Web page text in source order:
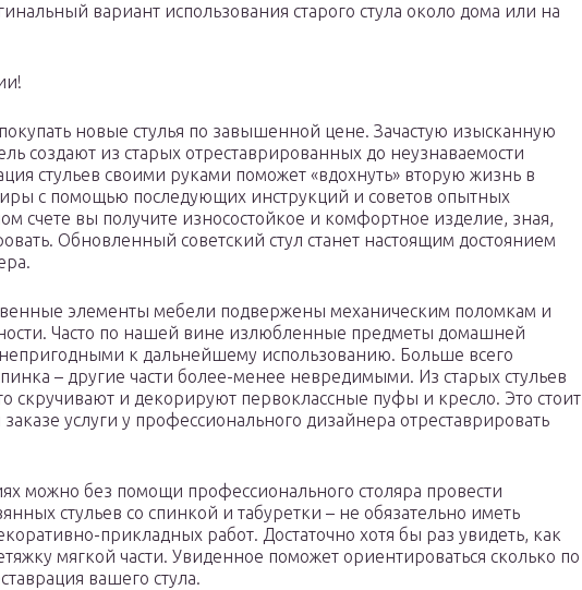
вариант использования старого стула около дома или на
новые стулья по завышенной цене. Зачастую изысканную
создают из старых отреставрированных до неузнаваемости
стульев своими руками поможет «вдохнуть» вторую жизнь в
с помощью последующих инструкций и советов опытных
счете вы получите износостойкое и комфортное изделие, зная,
Обновленный советский стул станет настоящим достоянием
элементы мебели подвержены механическим поломкам и
Часто по нашей вине излюбленные предметы домашней
непригодными к дальнейшему использованию. Больше всего
– другие части более-менее невредимыми. Из старых стульев
скручивают и декорируют первоклассные пуфы и кресло. Это стоит
услуги у профессионального дизайнера отреставрировать
можно без помощи профессионального столяра провести
стульев со спинкой и табуретки – не обязательно иметь
прикладных работ. Достаточно хотя бы раз увидеть, как
мягкой части. Увиденное поможет ориентироваться сколько по
вашего стула.